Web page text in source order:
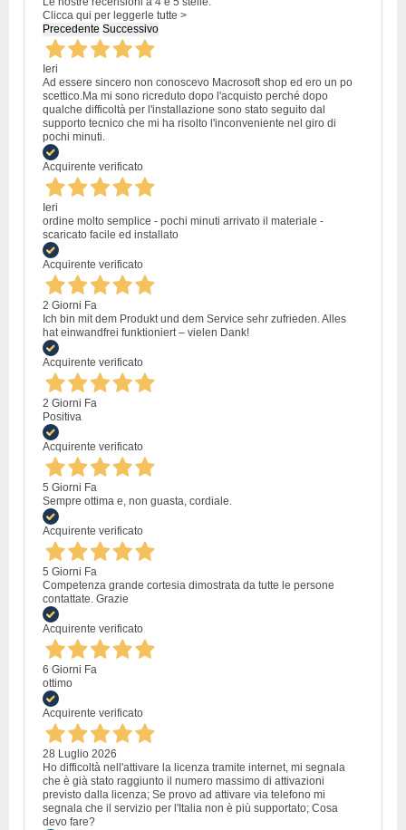
Clicca qui per leggerle tutte >
Precedente Successivo
Ieri
Ad essere sincero non conoscevo Macrosoft shop ed ero un po
scettico.Ma mi sono ricreduto dopo l'acquisto perché dopo
qualche difficoltà per l'installazione sono stato seguito dal
supporto tecnico che mi ha risolto l'inconveniente nel giro di
pochi minuti.
Acquirente verificato
Ieri
ordine molto semplice - pochi minuti arrivato il materiale -
scaricato facile ed installato
Acquirente verificato
2 Giorni Fa
Ich bin mit dem Produkt und dem Service sehr zufrieden. Alles
hat einwandfrei funktioniert – vielen Dank!
Acquirente verificato
2 Giorni Fa
Positiva
Acquirente verificato
5 Giorni Fa
Sempre ottima e, non guasta, cordiale.
Acquirente verificato
5 Giorni Fa
Competenza grande cortesia dimostrata da tutte le persone
contattate. Grazie
Acquirente verificato
6 Giorni Fa
ottimo
Acquirente verificato
28 Luglio 2026
Ho difficoltà nell'attivare la licenza tramite internet, mi segnala
che è già stato raggiunto il numero massimo di attivazioni
previsto dalla licenza; Se provo ad attivare via telefono mi
segnala che il servizio per l'Italia non è più supportato; Cosa
devo fare?